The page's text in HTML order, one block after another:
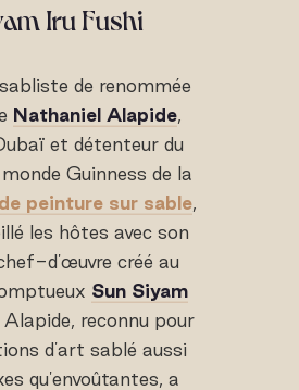
Iru Fushi
de renommée
Nathaniel Alapide,
et détenteur du
Guinness de la
peinture sur sable,
les hôtes avec son
d'œuvre créé au
Sun Siyam
Alapide, reconnu pour
d'art sablé aussi
qu'envoûtantes, a